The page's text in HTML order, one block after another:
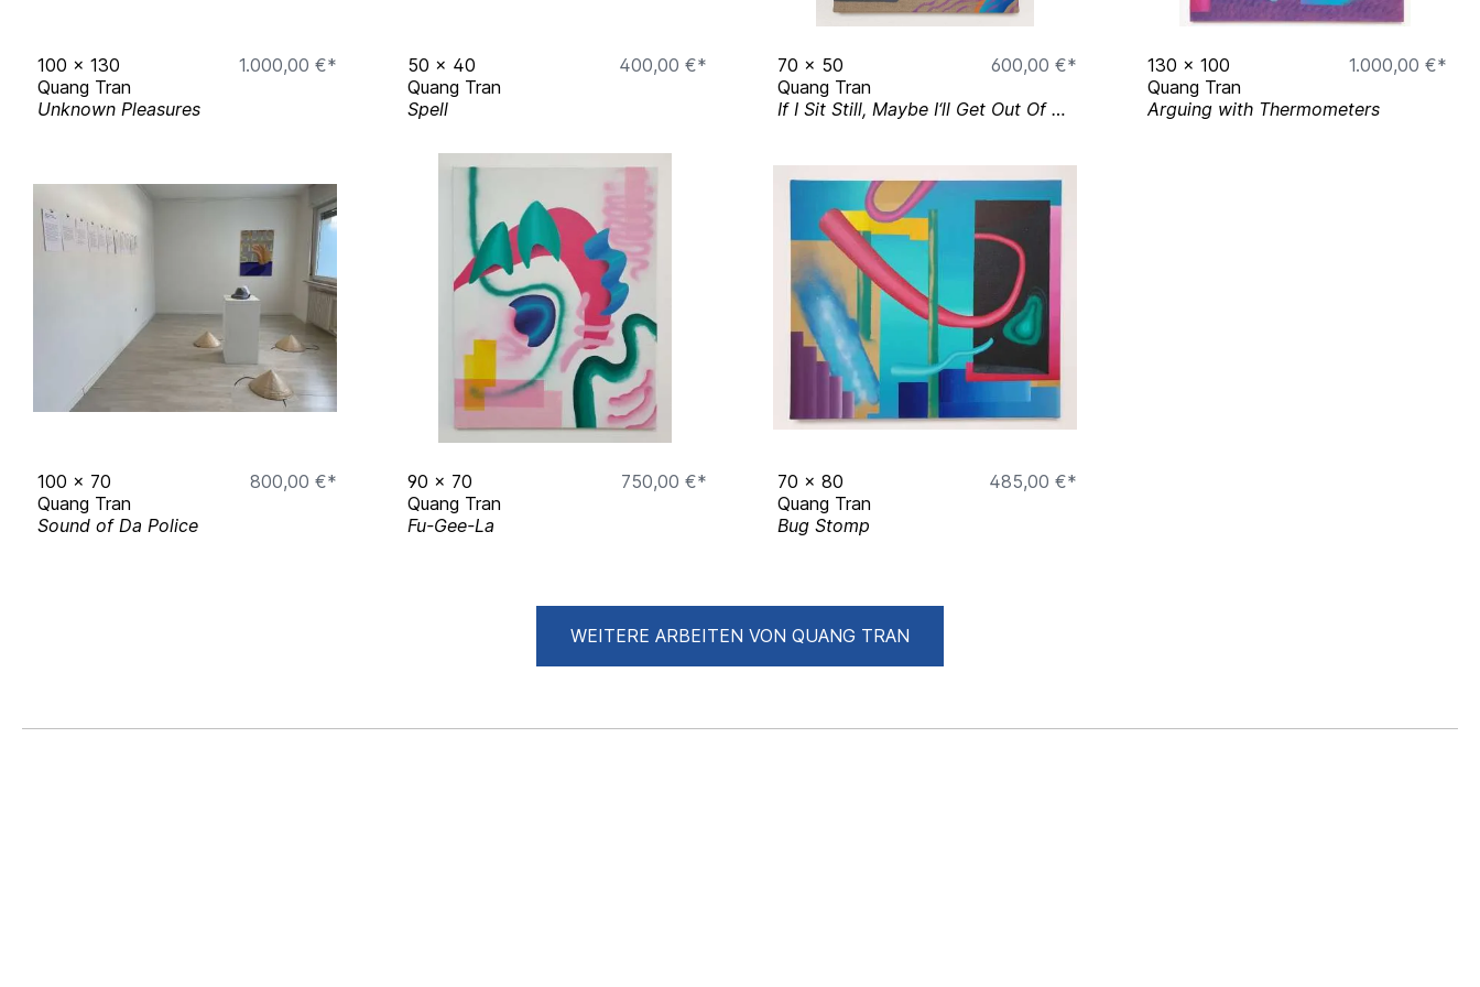
100 x 130
1.000,00 €*
Quang Tran
Unknown Pleasures
50 x 40
400,00 €*
Quang Tran
Spell
70 x 50
600,00 €*
Quang Tran
If I Sit Still, Maybe I‘ll Get Out Of Here
130 x 100
1.000,00 €*
Quang Tran
Arguing with Thermometers
100 x 70
800,00 €*
Quang Tran
Sound of Da Police
90 x 70
750,00 €*
Quang Tran
Fu-Gee-La
70 x 80
485,00 €*
Quang Tran
Bug Stomp
WEITERE ARBEITEN VON QUANG TRAN